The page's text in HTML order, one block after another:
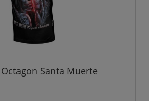
Santa Muerte